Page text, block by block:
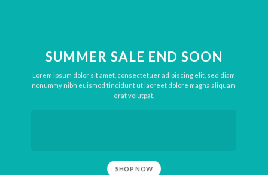
SUMMER SALE END SOON
Lorem ipsum dolor sit amet, consectetuer adipiscing elit, sed diam
nonummy nibh euismod tincidunt ut laoreet dolore magna aliquam
erat volutpat.
SHOP NOW